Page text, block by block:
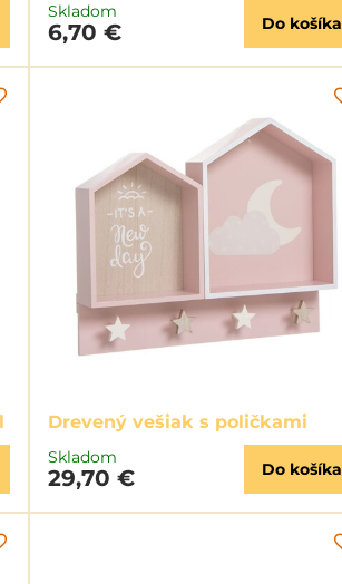
Skladom
6,70 € Do košíka
Drevený vešiak s poličkami
Skladom
29,70 € Do košíka